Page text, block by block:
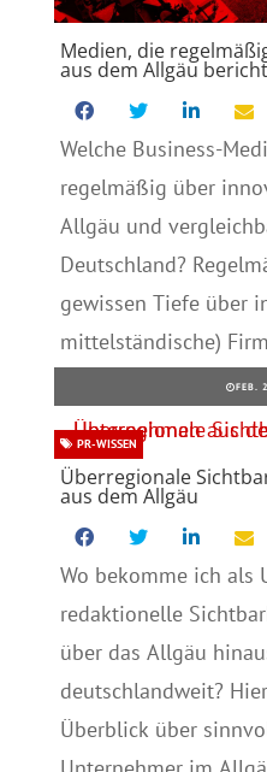
Medien, die
aus dem Allgäu
Welche Business-
regelmäßig über
Allgäu und
Deutschland?
gewissen Tiefe über
mittelständische)
FEB.
Überregionale
aus dem Allgäu
PR-WISSEN
Wo bekomme ich als
redaktionelle
über das Allgäu
deutschlandweit?
Überblick über